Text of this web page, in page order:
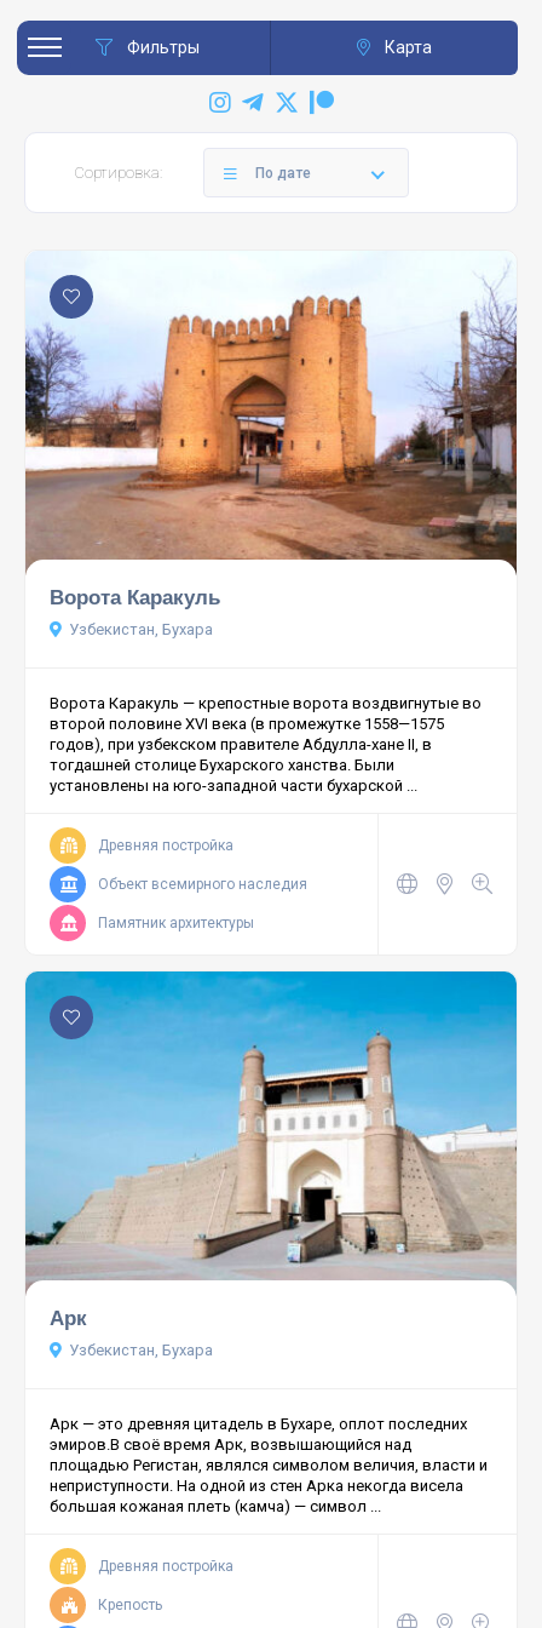
Фильтры Карта
Сортировка: По дате
Ворота Каракуль
Узбекистан, Бухара
Ворота Каракуль — крепостные ворота воздвигнутые во
второй половине XVI века (в промежутке 1558—1575
годов), при узбекском правителе Абдулла-хане II, в
тогдашней столице Бухарского ханства. Были
установлены на юго-западной части бухарской ...
Древняя постройка
Объект всемирного наследия
Памятник архитектуры
Арк
Узбекистан, Бухара
Арк — это древняя цитадель в Бухаре, оплот последних
эмиров.В своё время Арк, возвышающийся над
площадью Регистан, являлся символом величия, власти и
неприступности. На одной из стен Арка некогда висела
большая кожаная плеть (камча) — символ ...
Древняя постройка
Крепость